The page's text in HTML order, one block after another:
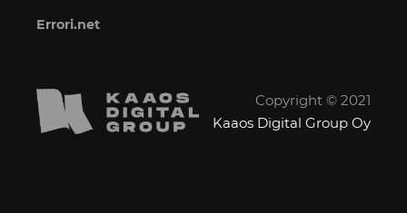
Errori.net
Copyright © 2021
Kaaos Digital Group Oy